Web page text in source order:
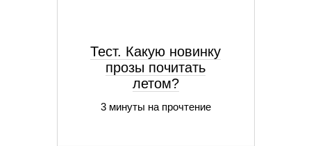
Тест. Какую новинку
прозы почитать
летом?
3 минуты на прочтение